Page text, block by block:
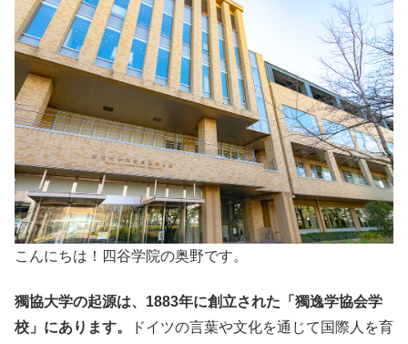
こんにちは！四谷学院の奥野です。
獨協大学の起源は、1883年に創立された「獨逸学協会学
校」にあります。
ドイツの言葉や文化を通じて国際人を育